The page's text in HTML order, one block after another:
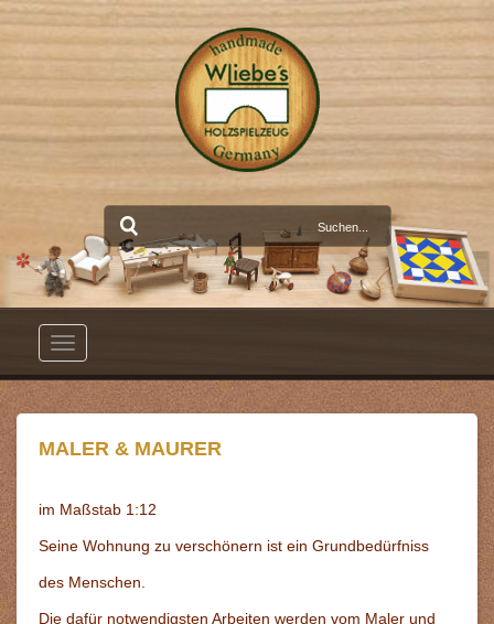
Toggle
MALER & MAURER
im Maßstab 1:12
Seine Wohnung zu verschönern ist ein Grundbedürfniss
des Menschen.
Die dafür notwendigsten Arbeiten werden vom Maler und